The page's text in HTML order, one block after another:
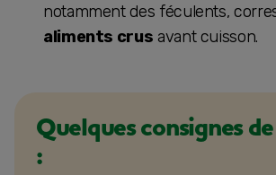
notamment des féculents,
aliments crus avant cuisson.
Quelques consignes
: